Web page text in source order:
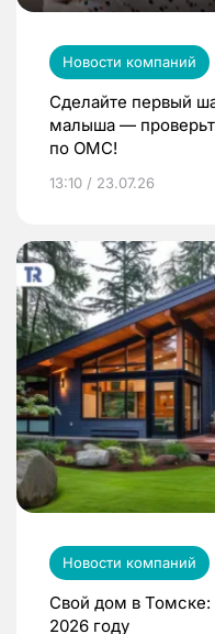
Новости компаний
Сделайте первый
малыша —
по ОМС!
13:10 / 23.07.26
Новости компаний
Свой дом в Томске:
2026 году